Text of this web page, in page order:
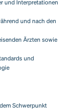
und Interpretationen
und nach den
Ärzten sowie
und
Schwerpunkt